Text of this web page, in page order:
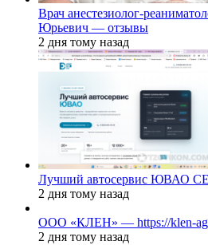
Врач анестезиолог-
Юрьевич — отзывы
2 дня тому назад
Лучший автосервис ЮВАО
2 дня тому назад
ООО «КЛЕН» — https://klen-
2 дня тому назад